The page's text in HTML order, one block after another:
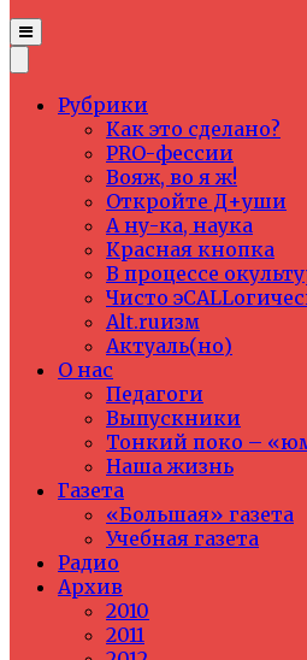
Рубрики
Как это сделано?
PRO-фессии
Вояж, во я ж!
Откройте Д+уши
А ну-ка, наука
Красная кнопка
В процессе
Чисто
Alt.ruизм
Актуаль(но)
О нас
Педагоги
Выпускники
Тонкий поко –
Наша жизнь
Газета
«Большая» газета
Учебная газета
Радио
Архив
2010
2011